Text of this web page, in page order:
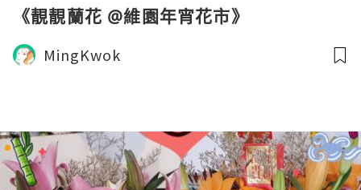
《靚靚蘭花 @維園年宵花市》
MingKwok